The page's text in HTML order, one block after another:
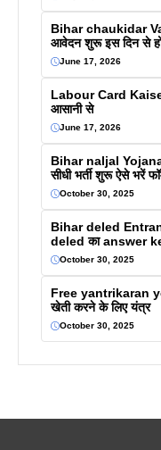
Bihar chaukidar
आवेदन शुरू इस दिन से
June 17, 2026
Labour Card Kaise
आसानी से
June 17, 2026
Bihar naljal Yojana
सीधी भर्ती शुरू ऐसे भरें
October 30, 2025
Bihar deled
deled का answer
October 30, 2025
Free yantrikaran
खेती करने के लिए यंत्र
October 30, 2025